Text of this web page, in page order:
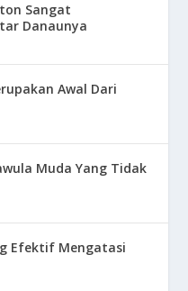
Sangat
Danaunya
Awal Dari
Muda Yang Tidak
Efektif Mengatasi